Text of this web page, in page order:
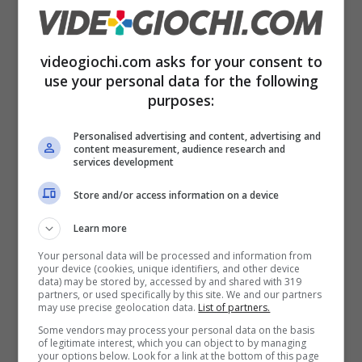
Dead Island (videogiochi.com)
Quello che risulta evidente dalle
diffuse sui social grazie alle nuove preview è
che il gioco che si prepara ad uscire tra circa
un mese sta lavorando di fino e che in
generale la
è altissima sotto tutti i
punti di vista. La qualità grafica risulta
videogiochi.com asks for your consent to
use your personal data for the following
purposes:
Personalised advertising and content, advertising and
content measurement, audience research and
services development
Store and/or access information on a device
Learn more
Your personal data will be processed and information from
your device (cookies, unique identifiers, and other device
data) may be stored by, accessed by and shared with 319
partners, or used specifically by this site. We and our partners
may use precise geolocation data. List of partners.
Some vendors may process your personal data on the basis
of legitimate interest, which you can object to by managing
your options below. Look for a link at the bottom of this page